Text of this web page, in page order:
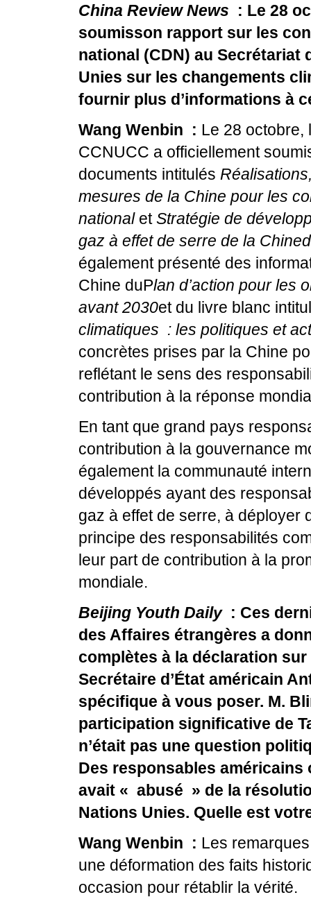
China Review News : Le 28
soumisson rapport sur les
national (CDN) au Secrétariat
Unies sur les changements
fournir plus d’informations à
Wang Wenbin : Le 28 octobre,
CCNUCC a officiellement
documents intitulés
mesures de la Chine pour les
nationalet Stratégie de
gaz à effet de serre de la
également présenté des
Chine duPlan d’action pour les
avant 2030et du livre blanc
climatiques : les politiques et
concrètes prises par la Chine
reflétant le sens des
contribution à la réponse
En tant que grand pays
contribution à la gouvernance
également la communauté
développés ayant des
gaz à effet de serre, à déployer
principe des responsabilités
leur part de contribution à la
mondiale.
Beijing Youth Daily: Ces
des Affaires étrangères a
complètes à la déclaration
Secrétaire d’État américain
spécifique à vous poser. M.
participation significative de
n’était pas une question
Des responsables américains
avait « abusé » de la
Nations Unies. Quelle est
Wang Wenbin : Les
une déformation des faits
occasion pour rétablir la vérité.